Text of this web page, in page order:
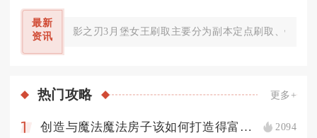
最新
资讯
影之刃3月堡女王刷取主要分为副本定点刷取、锻造
热门攻略 更多+
创造与魔法魔法房子该如何打造得富有美感 2094